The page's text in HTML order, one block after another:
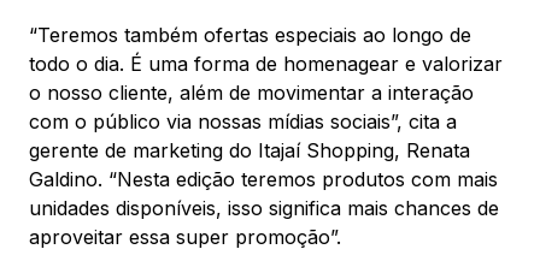
“Teremos também ofertas especiais ao longo de
todo o dia. É uma forma de homenagear e valorizar
o nosso cliente, além de movimentar a interação
com o público via nossas mídias sociais”, cita a
gerente de marketing do Itajaí Shopping, Renata
Galdino. “Nesta edição teremos produtos com mais
unidades disponíveis, isso significa mais chances de
aproveitar essa super promoção”.